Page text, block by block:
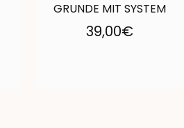
GRUNDE MIT SYSTEM
39,00€